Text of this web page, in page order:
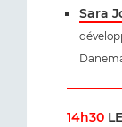
Sara
14h30